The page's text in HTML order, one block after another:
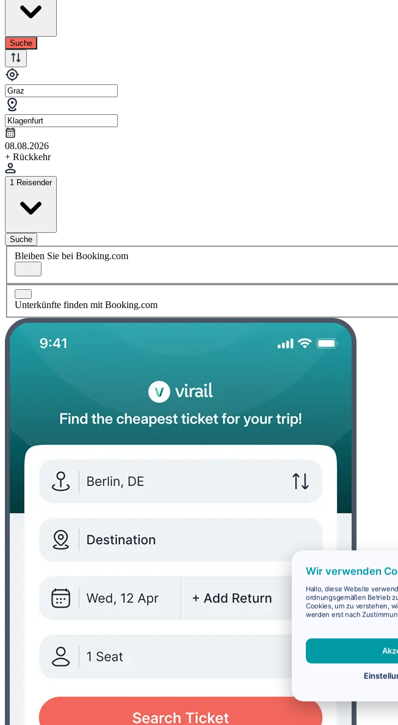
Suche
08.08.2026
+ Rückkehr
1 Reisender
Suche
Bleiben Sie bei Booking.com
Unterkünfte finden mit Booking.com
Wir verwenden
Hallo, diese Website
ordnungsgemäßen Betrieb
Cookies, um zu verstehen,
werden erst nach